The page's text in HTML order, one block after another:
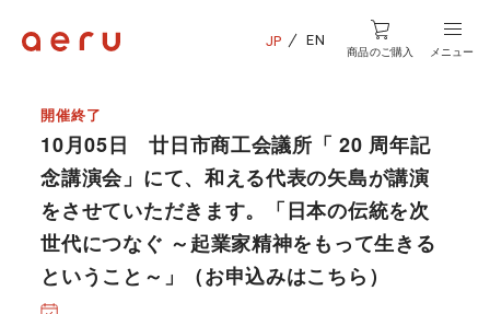
JP EN
商品のご購入 メニュー
開催終了
10月05日 廿日市商工会議所「 20 周年記
念講演会」にて、和える代表の矢島が講演
をさせていただきます。「日本の伝統を次
世代につなぐ ～起業家精神をもって生きる
ということ～」（お申込みはこちら）